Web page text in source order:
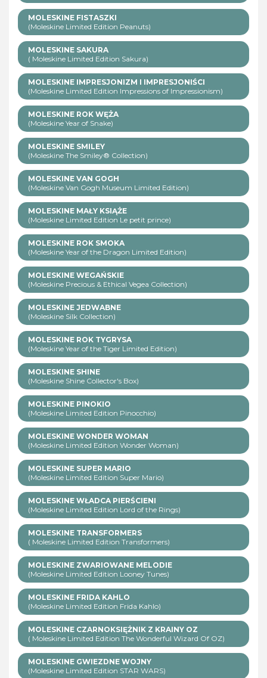
MOLESKINE FISTASZKI
(Moleskine Limited Edition Peanuts)
MOLESKINE SAKURA
( Moleskine Limited Edition Sakura)
MOLESKINE IMPRESJONIZM I IMPRESJONIŚCI
(Moleskine Limited Edition Impressions of Impressionism)
MOLESKINE ROK WĘŻA
(Moleskine Year of Snake)
MOLESKINE SMILEY
(Moleskine The Smiley® Collection)
MOLESKINE VAN GOGH
(Moleskine Van Gogh Museum Limited Edition)
MOLESKINE MAŁY KSIĄŻE
(Moleskine Limited Edition Le petit prince)
MOLESKINE ROK SMOKA
(Moleskine Year of the Dragon Limited Edition)
MOLESKINE WEGAŃSKIE
(Moleskine Precious & Ethical Vegea Collection)
MOLESKINE JEDWABNE
(Moleskine Silk Collection)
MOLESKINE ROK TYGRYSA
(Moleskine Year of the Tiger Limited Edition)
MOLESKINE SHINE
(Moleskine Shine Collector's Box)
MOLESKINE PINOKIO
(Moleskine Limited Edition Pinocchio)
MOLESKINE WONDER WOMAN
(Moleskine Limited Edition Wonder Woman)
MOLESKINE SUPER MARIO
(Moleskine Limited Edition Super Mario)
MOLESKINE WŁADCA PIERŚCIENI
(Moleskine Limited Edition Lord of the Rings)
MOLESKINE TRANSFORMERS
( Moleskine Limited Edition Transformers)
MOLESKINE ZWARIOWANE MELODIE
(Moleskine Limited Edition Looney Tunes)
MOLESKINE FRIDA KAHLO
(Moleskine Limited Edition Frida Kahlo)
MOLESKINE CZARNOKSIĘŻNIK Z KRAINY OZ
( Moleskine Limited Edition The Wonderful Wizard Of OZ)
MOLESKINE GWIEZDNE WOJNY
(Moleskine Limited Edition STAR WARS)